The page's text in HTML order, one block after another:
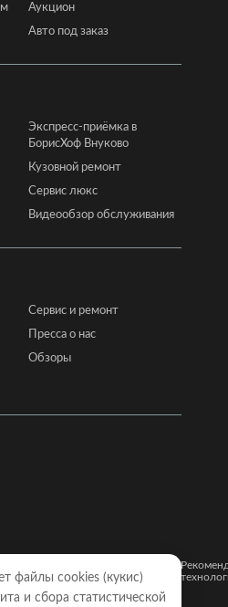
Аукцион
Авто под заказ
Экспресс-приёмка в
БорисХоф Внуково
Кузовной ремонт
Сервис люкс
Видеообзор обслуживания
Сервис и ремонт
Пресса о нас
Обзоры
сайта
файлы cookies (кукиc)
и сбора статистической